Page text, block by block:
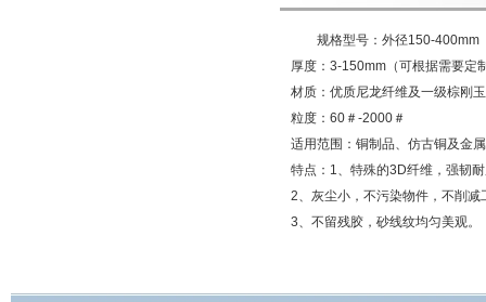
规格型号：外径150-400mm
厚度：3-150mm（可根据需要定
材质：优质尼龙纤维及一级棕刚
粒度：60＃-2000＃
适用范围：铜制品、仿古铜及金
特点：1、特殊的3D纤维，强韧
2、灰尘小，不污染物件，不削减
3、不留残胶，砂线纹均匀美观。